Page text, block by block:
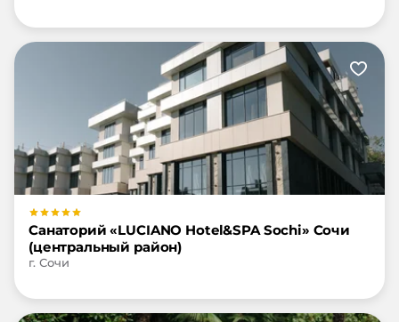
Санаторий «LUCIANO Hotel&SPA Sochi» Сочи
(центральный район)
г. Сочи